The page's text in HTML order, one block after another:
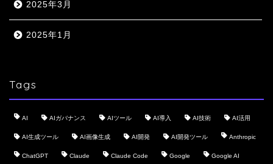
2025年3月
2025年1月
Tags
AI AIガバナンス AIツール AI導入 AI技術 AI活用
AI生成ツール AI画像生成 AI開発 AI開発ツール Anthropic
ChatGPT Claude Claude Code Google Google AI